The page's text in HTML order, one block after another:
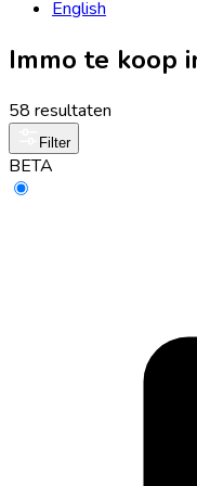
English
Immo te koop
58 resultaten
Filter
BETA